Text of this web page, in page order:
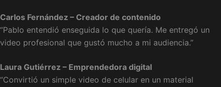
Carlos Fernández – Creador de contenido
“Pablo entendió enseguida lo que quería. Me entregó un
video profesional que gustó mucho a mi audiencia.”
Laura Gutiérrez – Emprendedora digital
“Convirtió un simple video de celular en un material